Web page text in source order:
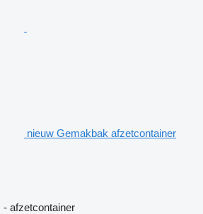
nieuw Gemakbak afzetcontainer
afzetcontainer